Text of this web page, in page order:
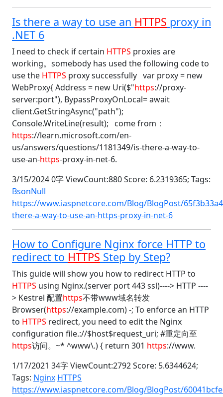
Is there a way to use an HTTPS proxy in
.NET 6
I need to check if certain HTTPS proxies are
working。somebody has used the following code to
use the HTTPS proxy successfully var proxy = new
WebProxy{ Address = new Uri($"https://proxy-
server:port"), BypassProxyOnLocal= await
client.GetStringAsync("path");
Console.WriteLine(result); come from：
https://learn.microsoft.com/en-
us/answers/questions/1181349/is-there-a-way-to-
use-an-https-proxy-in-net-6.
3/15/2024 0字 ViewCount:880 Score: 6.2319365; Tags:
BsonNull
https://www.iaspnetcore.com/Blog/BlogPost/
there-a-way-to-use-an-https-proxy-in-net-6
How to Configure Nginx force HTTP to
redirect to HTTPS Step by Step?
This guide will show you how to redirect HTTP to
HTTPS using Nginx.(server port 443 ssl)----> HTTP ----
> Kestrel 配置https不带www域名转发
Browser(https://example.com) -; To enforce an HTTP
to HTTPS redirect, you need to edit the Nginx
configuration file.://$host$request_uri; #重定向至
https访问。~* ^www\.) { return 301 https://www.
1/17/2021 34字 ViewCount:2792 Score: 5.6344624;
Tags: Nginx HTTPS
https://www.iaspnetcore.com/Blog/BlogPost/